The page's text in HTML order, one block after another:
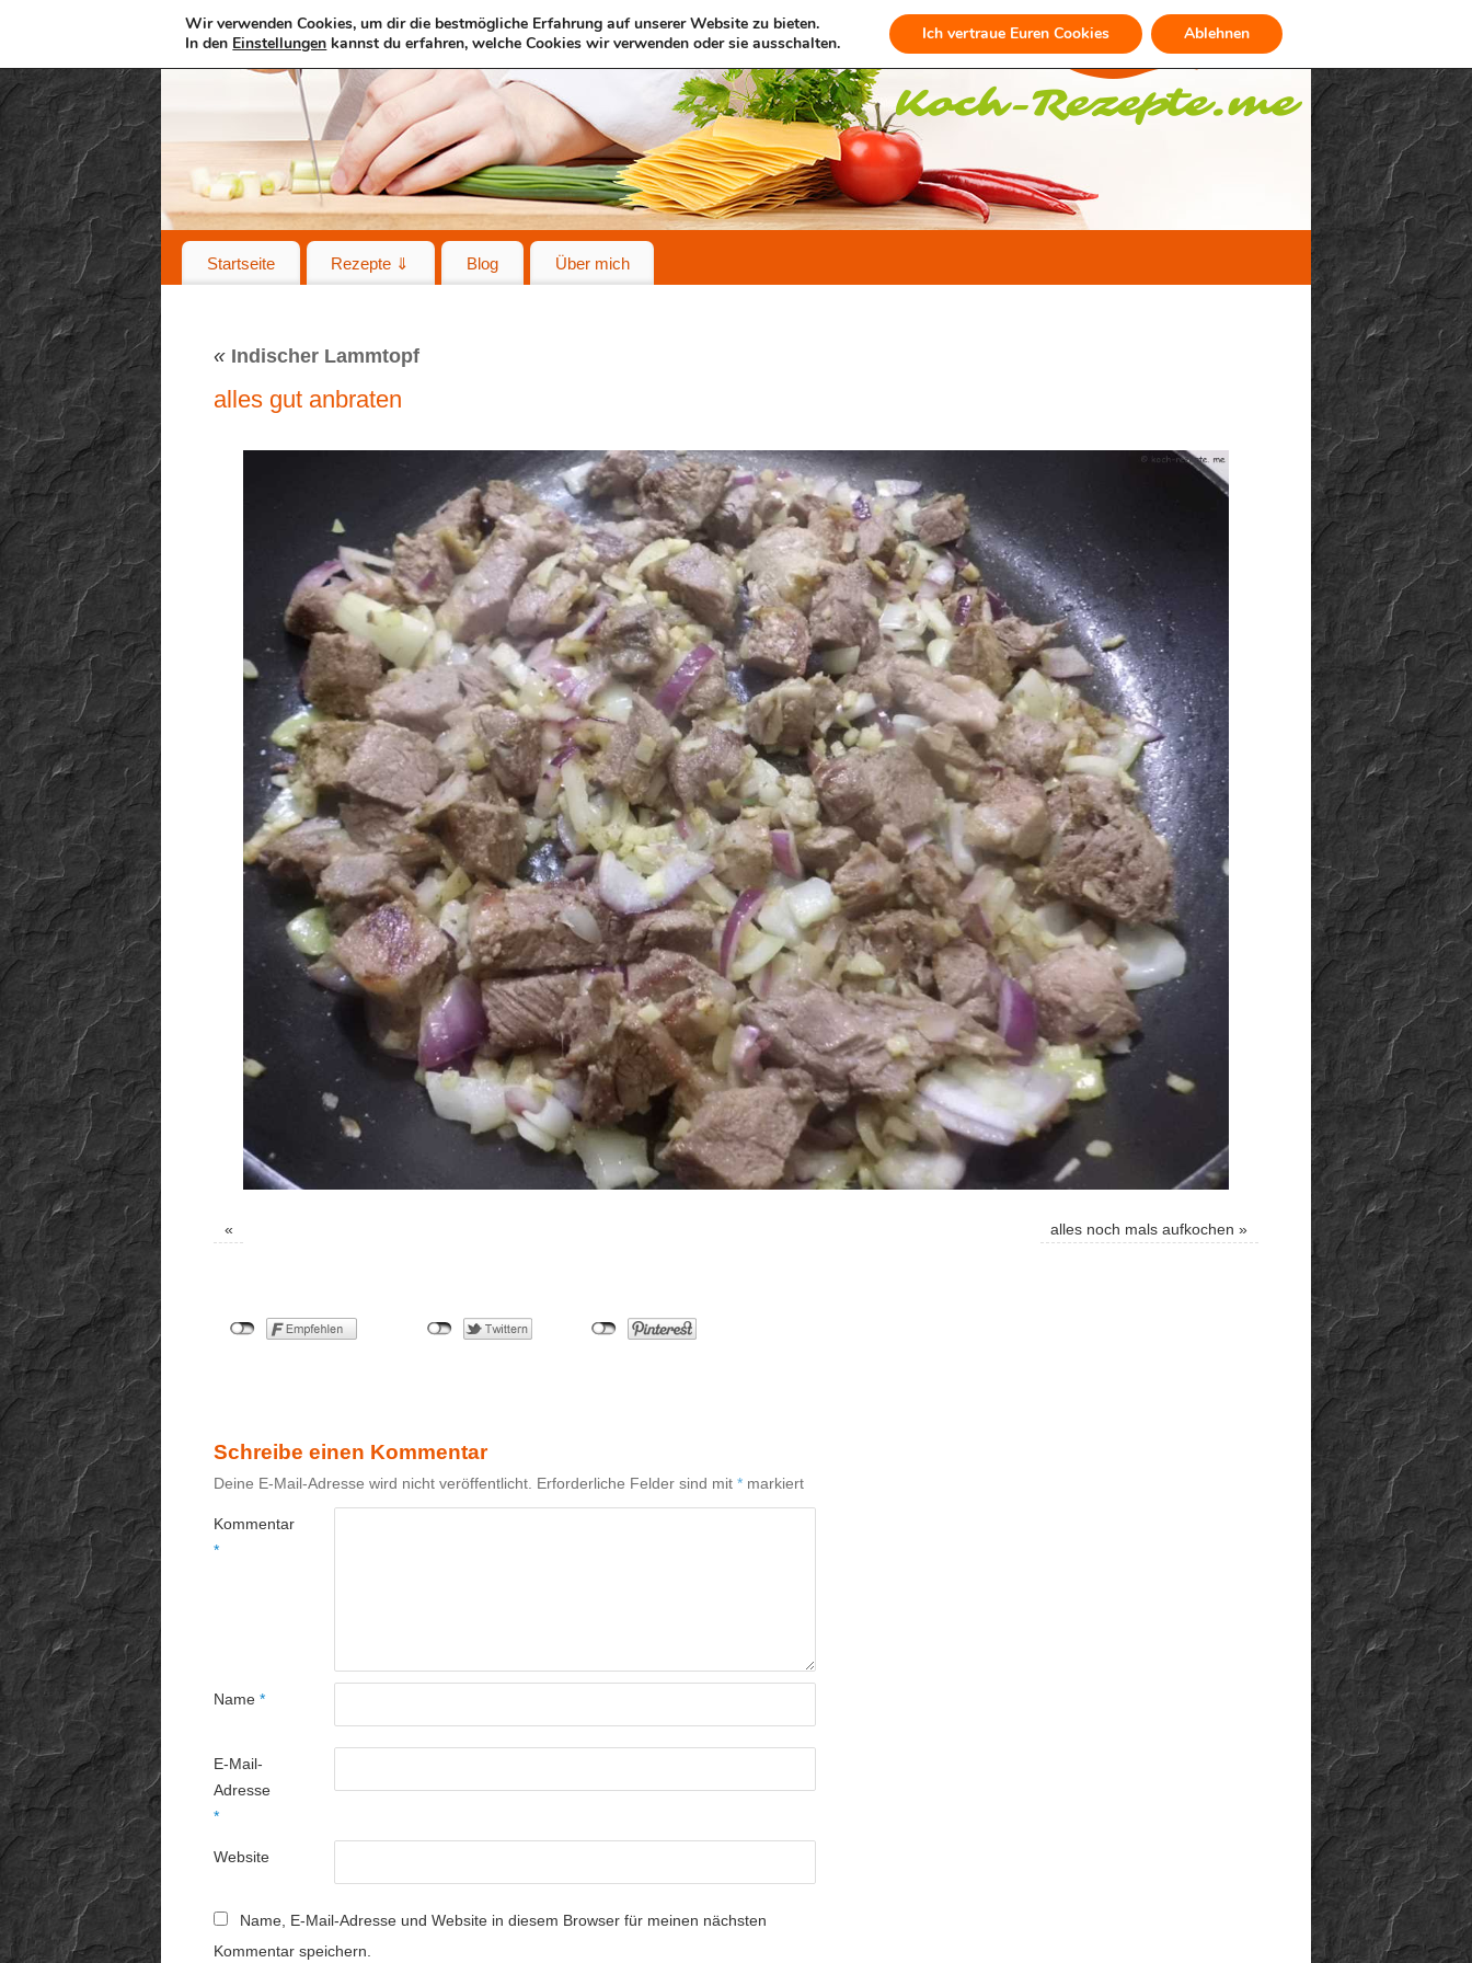
Startseite Rezepte ⇓ Blog Über mich
« Indischer Lammtopf
alles gut anbraten
« alles noch mals aufkochen »
Schreibe einen Kommentar
Deine E-Mail-Adresse wird nicht veröffentlicht. Erforderliche Felder sind mit * markiert
Kommentar
*
Name *
E-Mail-
Adresse
*
Website
Name, E-Mail-Adresse und Website in diesem Browser für meinen nächsten
Kommentar speichern.
Wir verwenden Cookies, um dir die bestmögliche Erfahrung auf unserer Website zu bieten.
In den Einstellungen kannst du erfahren, welche Cookies wir verwenden oder sie ausschalten. Ich vertraue Euren Cookies Ablehnen